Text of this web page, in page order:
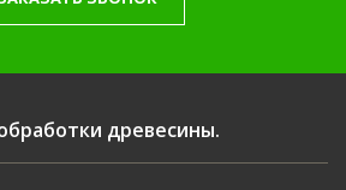
древесины.